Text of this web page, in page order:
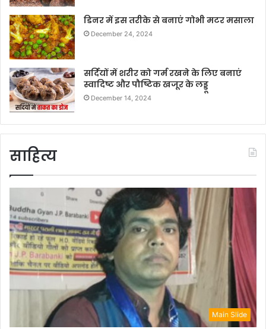
डिनर में इस तरीके से बनाएं गोभी मटर मसाला
December 24, 2024
सर्दियों में शरीर को गर्म रखने के लिए बनाएं
स्वादिष्ट और पौष्टिक खजूर के लड्डू
December 14, 2024
साहित्य
Main Slide